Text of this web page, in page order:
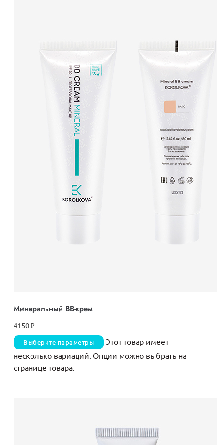
Минеральный ВВ-крем
4150₽
Выберите параметры
Этот товар имеет
несколько вариаций. Опции можно выбрать на
странице товара.